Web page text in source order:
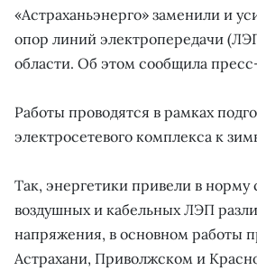
«Астраханьэнерго» заменили и
опор линий электропередачи
области. Об этом сообщила
Работы проводятся в рамках
электросетевого комплекса к
Так, энергетики привели в норму
воздушных и кабельных ЛЭП
напряжения, в основном работы
Астрахани, Приволжском и